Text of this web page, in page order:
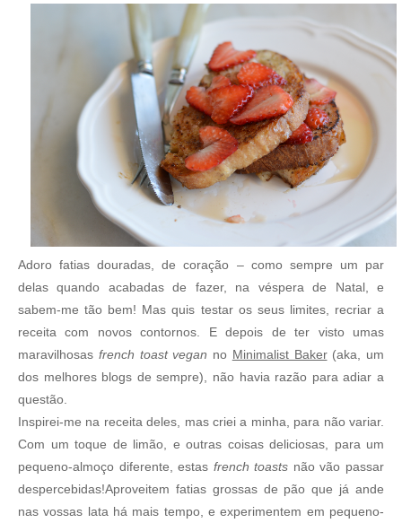
Adoro fatias douradas, de coração – como sempre um par
delas quando acabadas de fazer, na véspera de Natal, e
sabem-me tão bem! Mas quis testar os seus limites, recriar a
receita com novos contornos. E depois de ter visto umas
maravilhosas french toast vegan no Minimalist Baker(aka, um
dos melhores blogs de sempre), não havia razão para adiar a
questão.
Inspirei-me na receita deles, mas criei a minha, para não variar.
Com um toque de limão, e outras coisas deliciosas, para um
pequeno-almoço diferente, estas french toasts não vão passar
despercebidas!Aproveitem fatias grossas de pão que já ande
nas vossas lata há mais tempo, e experimentem em pequeno-